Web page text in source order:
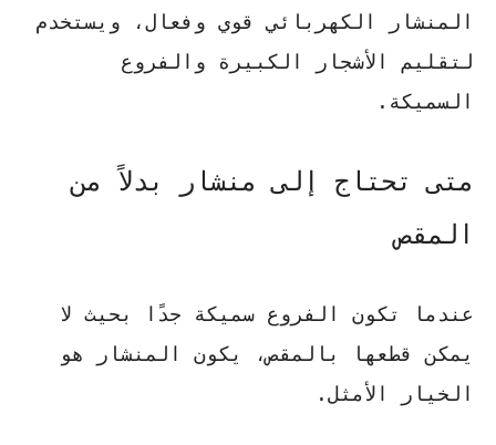
المنشار الكهربائي قوي وفعال، ويستخدم
لتقليم الأشجار الكبيرة والفروع
السميكة.
متى تحتاج إلى منشار بدلاً من
المقص
عندما تكون الفروع سميكة جدًا بحيث لا
يمكن قطعها بالمقص، يكون المنشار هو
الخيار الأمثل.